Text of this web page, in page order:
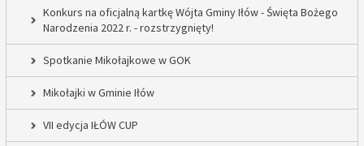
Konkurs na oficjalną kartkę Wójta Gminy Iłów - Święta Bożego
Narodzenia 2022 r. - rozstrzygnięty!
Spotkanie Mikołajkowe w GOK
Mikołajki w Gminie Iłów
VII edycja IŁÓW CUP